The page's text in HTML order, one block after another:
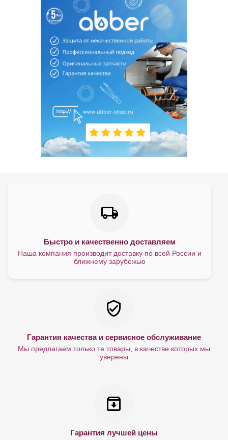
Быстро и качественно доставляем
Наша компания производит доставку по всей России и
ближнему зарубежью
Гарантия качества и сервисное обслуживание
Мы предлагаем только те товары, в качестве которых мы
уверены
Гарантия лучшей цены